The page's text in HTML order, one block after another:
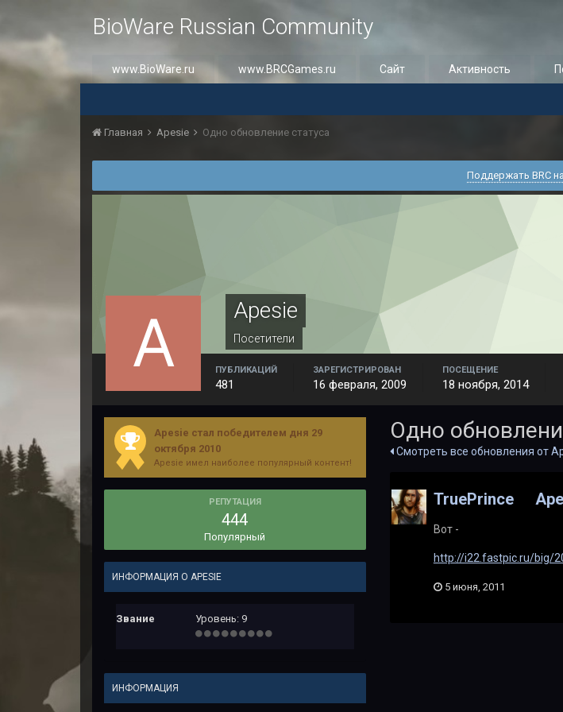
BioWare Russian Community
www.BioWare.ru www.BRCGames.ru Сайт Активность
Главная Apesie Одно обновление статуса
Поддержать BRC
Apesie
Посетители
ПУБЛИКАЦИЙ
481
ЗАРЕГИСТРИРОВАН
16 февраля, 2009
ПОСЕЩЕНИЕ
18 ноября, 2014
Apesie стал победителем дня 29
октября 2010
Apesie имел наиболее популярный контент!
РЕПУТАЦИЯ
444
Популярный
ИНФОРМАЦИЯ О APESIE
Звание Уровень: 9
ИНФОРМАЦИЯ
Одно
Смотреть все обновления от
TruePrince
Вот -
http://i22.fastpic.ru/big/
5 июня, 2011